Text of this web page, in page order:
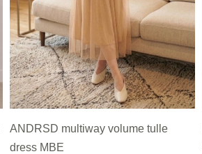
ANDRSD multiway volume tulle
dress MBE